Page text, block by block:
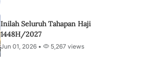
Inilah Seluruh Tahapan Haji
1448H/2027
Jun 01, 2026 • 5,267 views